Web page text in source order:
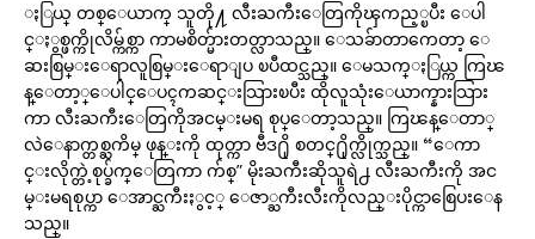
ႏြယ္ တစ္ေယာက္ သူတို႔ လီးႀကီးေတြကိုၾကည့္ၿပီး ေပါ
င္ႏွစ္ဖက္ကိုလိမ္က်စ္ကာ ကာမစိတ္မ်ားတတ္လာသည္။ ေသခ်ာတာကေတာ့ ေ
ဆးစြမ္းေရာလူစြမ္းေရာျပ ၿပီထင္သည္။ ေမသက္ႏြယ္က ကြၽ
န္ေတာ့္ေပါင္ေပၚကဆင္းသြားၿပီး ထိုလူသုံးေယာက္နားသြား
ကာ လီးႀကီးေတြကိုအငမ္းမရ စုပ္ေတာ့သည္။ ကြၽန္ေတာ္
လဲေနာက္တစ္ႀကိမ္ ဖုန္းကို ထုတ္ကာ ဗီဒ႐ို စတင္႐ိုက္လိုက္သည္။ “ေကာ
င္းလိုက္တဲ့စုပ္ခ်က္ေတြကာ က်စ္” မိုးႀကီးဆိုသူရဲ႕ လီးႀကီးကို အင
မ္းမရစုပ္ကာ ေအာင္ႀကီးႏွင့္ ေဇာ္ႀကီးလီးကိုလည္းပိုင္ကာစြေပးေန
သည္။